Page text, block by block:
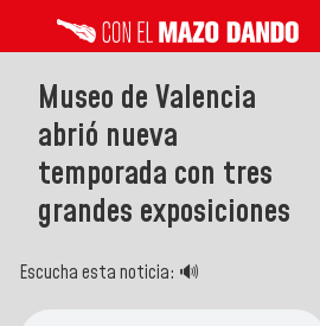
Museo de Valencia
abrió nueva
temporada con tres
grandes exposiciones
Escucha esta noticia: 🔊